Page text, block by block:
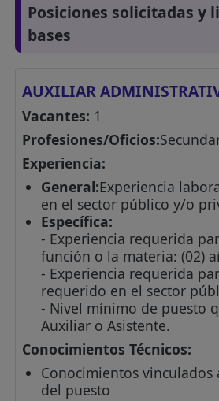
Posiciones solicitadas y
bases
AUXILIAR
Vacantes: 1
Profesiones/Oficios:
Experiencia:
General:Experiencia
en el sector público y/o
Específica:
- Experiencia requerida
función o la materia: (02)
- Experiencia requerida
requerido en el sector
- Nivel mínimo de puesto
Auxiliar o Asistente.
Conocimientos Técnicos:
Conocimientos vinculados
del puesto